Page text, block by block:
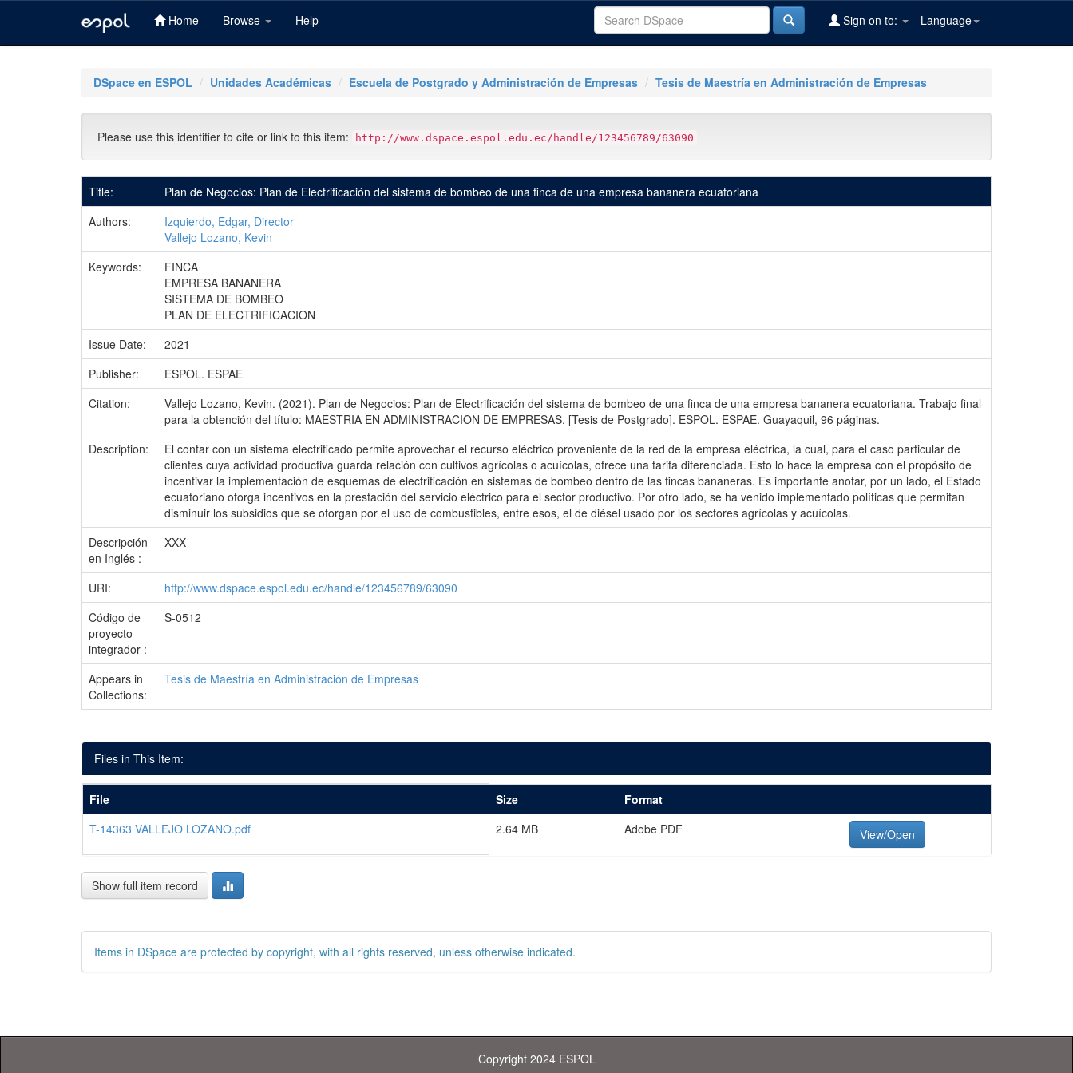
Home Browse Help Language
Sign on to:
DSpace en ESPOL Unidades Académicas Escuela de Postgrado y Administración de Empresas Tesis de Maestría en Administración de Empresas
Please use this identifier to cite or link to this item: http://www.dspace.espol.edu.ec/handle/123456789/63090
Title:
Plan de Negocios: Plan de Electrificación del sistema de bombeo de una finca de una empresa bananera ecuatoriana
Authors:
Izquierdo, Edgar, Director
Vallejo Lozano, Kevin
Keywords:
FINCA
EMPRESA BANANERA
SISTEMA DE BOMBEO
PLAN DE ELECTRIFICACION
Issue Date:
2021
Publisher:
ESPOL. ESPAE
Citation:
Vallejo Lozano, Kevin. (2021). Plan de Negocios: Plan de Electrificación del sistema de bombeo de una finca de una empresa bananera ecuatoriana. Trabajo final
para la obtención del título: MAESTRIA EN ADMINISTRACION DE EMPRESAS. [Tesis de Postgrado]. ESPOL. ESPAE. Guayaquil, 96 páginas.
Description:
El contar con un sistema electrificado permite aprovechar el recurso eléctrico proveniente de la red de la empresa eléctrica, la cual, para el caso particular de
clientes cuya actividad productiva guarda relación con cultivos agrícolas o acuícolas, ofrece una tarifa diferenciada. Esto lo hace la empresa con el propósito de
incentivar la implementación de esquemas de electrificación en sistemas de bombeo dentro de las fincas bananeras. Es importante anotar, por un lado, el Estado
ecuatoriano otorga incentivos en la prestación del servicio eléctrico para el sector productivo. Por otro lado, se ha venido implementado políticas que permitan
disminuir los subsidios que se otorgan por el uso de combustibles, entre esos, el de diésel usado por los sectores agrícolas y acuícolas.
Descripción
en Inglés :
XXX
URI:
http://www.dspace.espol.edu.ec/handle/123456789/63090
Código de
proyecto
integrador :
S-0512
Appears in
Collections:
Tesis de Maestría en Administración de Empresas
Files in This Item:
File Size
Format
T-14363 VALLEJO LOZANO.pdf
2.64 MB Adobe PDF View/Open
Show full item record
Items in DSpace are protected by copyright, with all rights reserved, unless otherwise indicated.
Copyright 2024 ESPOL